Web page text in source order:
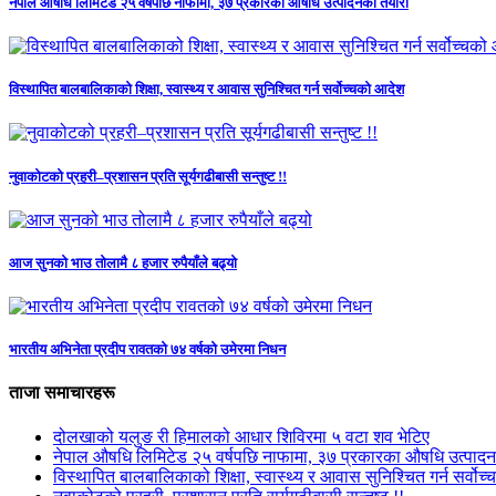
विस्थापित बालबालिकाको शिक्षा, स्वास्थ्य र आवास सुनिश्चित गर्न सर्वोच्चको आदेश
नुवाकोटको प्रहरी–प्रशासन प्रति सूर्यगढीबासी सन्तुष्ट !!
आज सुनको भाउ तोलामै ८ हजार रुपैयाँले बढ्यो
भारतीय अभिनेता प्रदीप रावतको ७४ वर्षको उमेरमा निधन
ताजा समाचारहरू
दोलखाको यलुङ री हिमालको आधार शिविरमा ५ वटा शव भेटिए
नेपाल औषधि लिमिटेड २५ वर्षपछि नाफामा, ३७ प्रकारका औषधि
विस्थापित बालबालिकाको शिक्षा, स्वास्थ्य र आवास सुनिश्चित गर्न